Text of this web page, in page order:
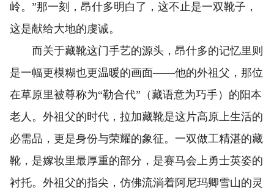
岭。”那一刻，昂什多明白了，这不止是一双靴子，
这是献给大地的虔诚。
而关于藏靴这门手艺的源头，昂什多的记忆里则
是一幅更模糊也更温暖的画面——他的外祖父，那位
在草原里被尊称为“勒合代”（藏语意为巧手）的阳本
老人。外祖父的时代，拉加藏靴是这片高原上生活的
必需品，更是身份与荣耀的象征。一双做工精湛的藏
靴，是嫁妆里最厚重的部分，是赛马会上勇士英姿的
衬托。外祖父的指尖，仿佛流淌着阿尼玛卿雪山的灵